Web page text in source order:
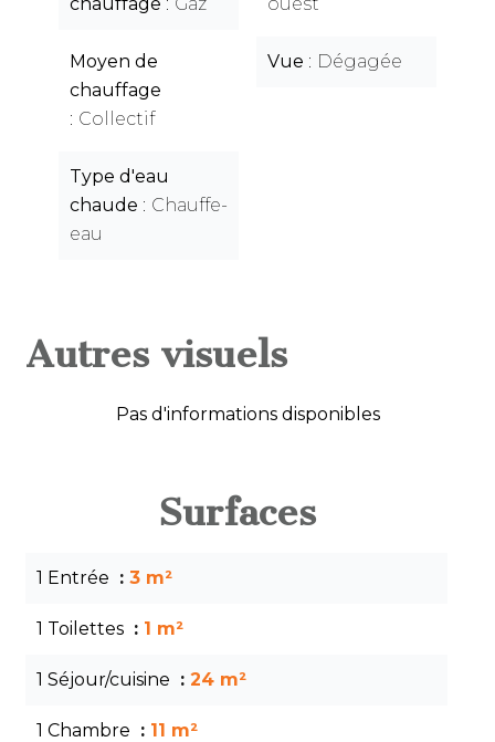
Moyen de
chauffage
Collectif
Type d'eau
chaude
Chauffe-
eau
Vue Dégagée
Autres visuels
Pas d'informations disponibles
Surfaces
1 Entrée 3 m²
1 Toilettes 1 m²
1 Séjour/cuisine 24 m²
1 Chambre 11 m²